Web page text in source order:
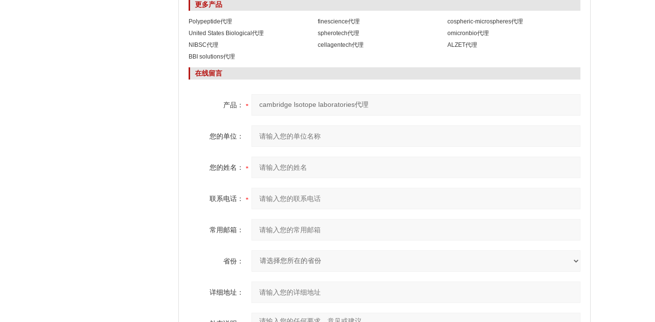
更多产品
Polypeptide代理 finescience代理
cospheric-microspheres代理
United States Biological代理
spherotech代理
omicronbio代理
NIBSC代理
cellagentech代理
ALZET代理
BBI solutions代理
在线留言
产品：
您的单位：
您的姓名：
联系电话：
常用邮箱：
省份：
详细地址：